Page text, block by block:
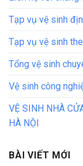
Tạp vụ vệ sinh
Tạp vụ vệ sinh
Tổng vệ sinh
Vệ sinh công
VỆ SINH NHÀ
HÀ NỘI
BÀI VIẾT MỚI